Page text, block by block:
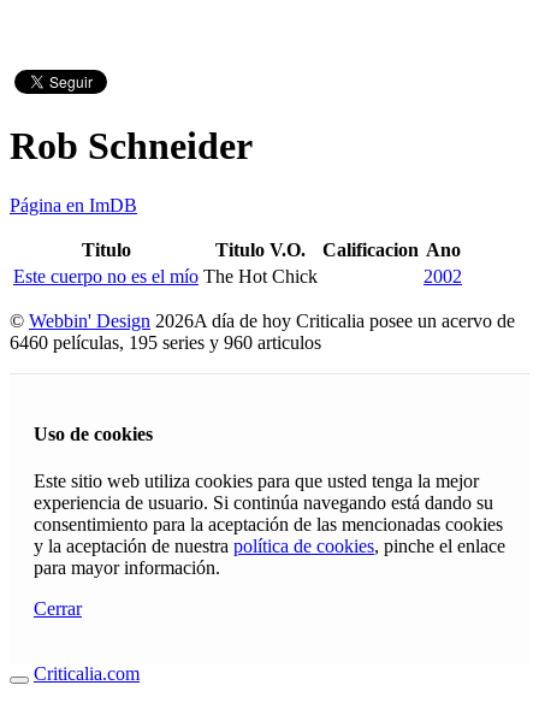
Rob Schneider
Página en ImDB
Titulo Titulo V.O. Calificacion Ano
Este cuerpo no es el mío The Hot Chick 2002
© Webbin' Design 2026A día de hoy Criticalia posee un acervo de
6460 películas, 195 series y 960 articulos
Uso de cookies
Este sitio web utiliza cookies para que usted tenga la mejor
experiencia de usuario. Si continúa navegando está dando su
consentimiento para la aceptación de las mencionadas cookies
y la aceptación de nuestra política de cookies, pinche el enlace
para mayor información.
Cerrar
Criticalia.com